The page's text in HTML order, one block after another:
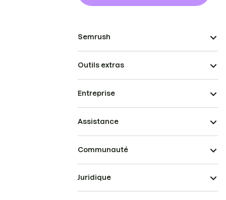
Semrush
Outils extras
Entreprise
Assistance
Communauté
Juridique